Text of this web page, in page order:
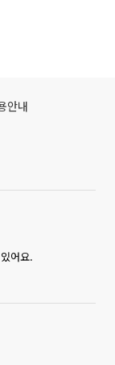
안내
어요.